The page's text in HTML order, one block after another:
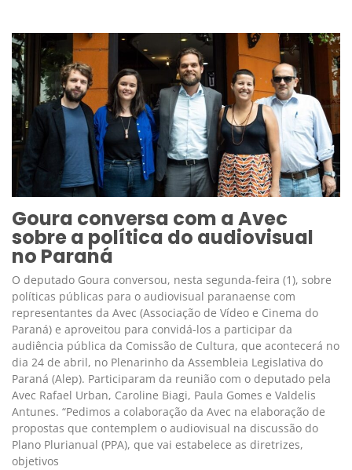
Goura conversa com a Avec
sobre a política do audiovisual
no Paraná
O deputado Goura conversou, nesta segunda-feira (1), sobre
políticas públicas para o audiovisual paranaense com
representantes da Avec (Associação de Vídeo e Cinema do
Paraná) e aproveitou para convidá-los a participar da
audiência pública da Comissão de Cultura, que acontecerá no
dia 24 de abril, no Plenarinho da Assembleia Legislativa do
Paraná (Alep). Participaram da reunião com o deputado pela
Avec Rafael Urban, Caroline Biagi, Paula Gomes e Valdelis
Antunes. “Pedimos a colaboração da Avec na elaboração de
propostas que contemplem o audiovisual na discussão do
Plano Plurianual (PPA), que vai estabelece as diretrizes,
objetivos